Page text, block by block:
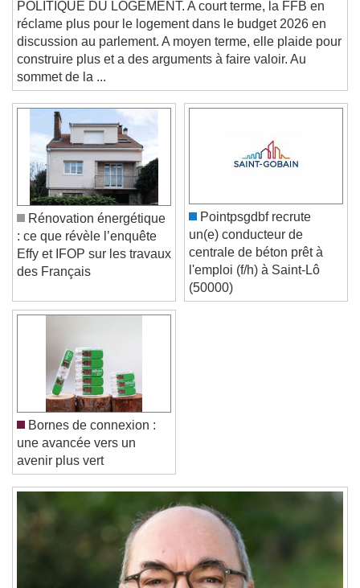
Beginning of dialog window. Escape will cancel
and close the window.
Text
Text Background
Color Opacity
Caption Area Background
Color Opacity
Font Size
Font Family
Reset
Done
Close Modal Dialog
End of dialog window.
POLITIQUE DU LOGEMENT. A court terme, la FFB en
réclame plus pour le logement dans le budget 2026 en
discussion au parlement. A moyen terme, elle plaide pour
construire plus et a des arguments à faire valoir. Au
sommet de la ...
Rénovation énergétique
: ce que révèle l’enquête
Effy et IFOP sur les travaux
des Français
Pointpsgdbf recrute
un(e) conducteur de
centrale de béton prêt à
l'emploi (f/h) à Saint-Lô
(50000)
Bornes de connexion :
une avancée vers un
avenir plus vert